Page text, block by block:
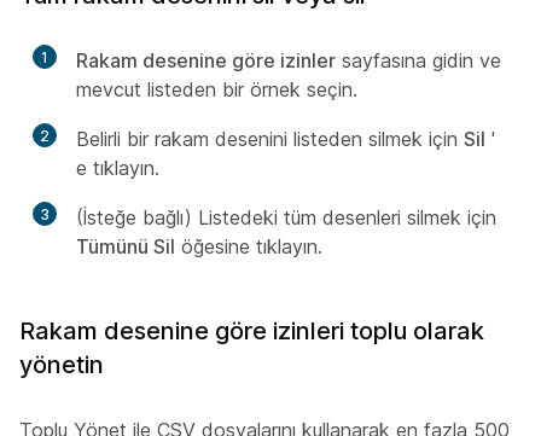
1 Rakam desenine göre izinler sayfasına gidin ve
mevcut listeden bir örnek seçin.
2 Belirli bir rakam desenini listeden silmek için Sil '
e tıklayın.
3
(İsteğe bağlı) Listedeki tüm desenleri silmek için
Tümünü Sil öğesine tıklayın.
Rakam desenine göre izinleri toplu olarak
yönetin
Toplu Yönet ile CSV dosyalarını kullanarak en fazla 500